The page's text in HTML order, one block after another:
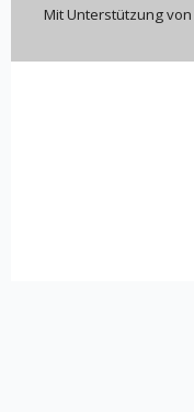
Mit Unterstützung von